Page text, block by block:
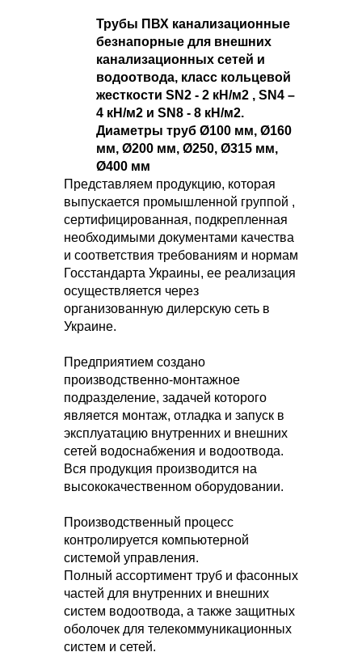
Трубы ПВХ канализационные
безнапорные для внешних
канализационных сетей и
водоотвода, класс кольцевой
жесткости SN2 - 2 кН/м2 , SN4 –
4 кН/м2 и SN8 - 8 кН/м2.
Диаметры труб Ø100 мм, Ø160
мм, Ø200 мм, Ø250, Ø315 мм,
Ø400 мм
Представляем продукцию, которая
выпускается промышленной группой ,
сертифицированная, подкрепленная
необходимыми документами качества
и соответствия требованиям и нормам
Госстандарта Украины, ее реализация
осуществляется через
организованную дилерскую сеть в
Украине.
Предприятием создано
производственно-монтажное
подразделение, задачей которого
является монтаж, отладка и запуск в
эксплуатацию внутренних и внешних
сетей водоснабжения и водоотвода.
Вся продукция производится на
высококачественном оборудовании.
Производственный процесс
контролируется компьютерной
системой управления.
Полный ассортимент труб и фасонных
частей для внутренних и внешних
систем водоотвода, а также защитных
оболочек для телекоммуникационных
систем и сетей.